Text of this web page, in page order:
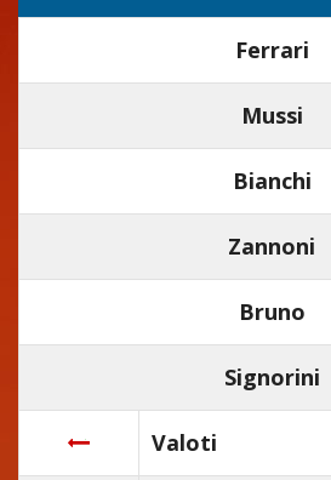
Ferrari
Mussi
Bianchi
Zannoni
Bruno
Signorini
Valoti